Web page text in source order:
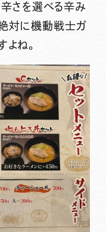
辛さを選べる辛み
絶対に機動戦士ガ
よね。